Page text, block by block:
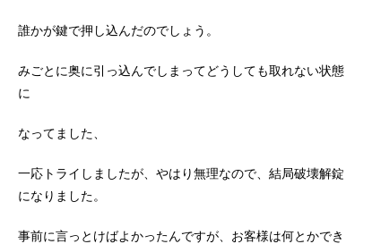
誰かが鍵で押し込んだのでしょう。
みごとに奥に引っ込んでしまってどうしても取れない状態
に
なってました、
一応トライしましたが、やはり無理なので、結局破壊解錠
になりました。
事前に言っとけばよかったんですが、お客様は何とかでき